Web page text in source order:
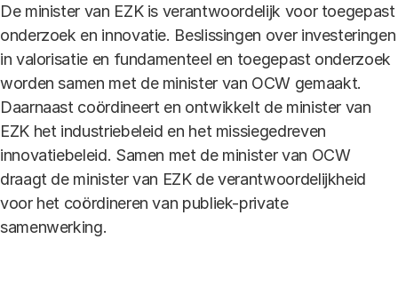
De minister van EZK is verantwoordelijk voor toegepast
onderzoek en innovatie. Beslissingen over investeringen
in valorisatie en fundamenteel en toegepast onderzoek
worden samen met de minister van OCW gemaakt.
Daarnaast coördineert en ontwikkelt de minister van
EZK het industriebeleid en het missiegedreven
innovatiebeleid. Samen met de minister van OCW
draagt de minister van EZK de verantwoordelijkheid
voor het coördineren van publiek-private
samenwerking.